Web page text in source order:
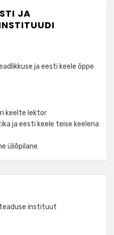
JA
ja eesti keele õppe
keelte lektor
ja eesti keele teise keelena
üliõpilane
instituut